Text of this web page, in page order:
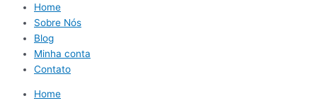
Home
Sobre Nós
Blog
Minha conta
Contato
Home